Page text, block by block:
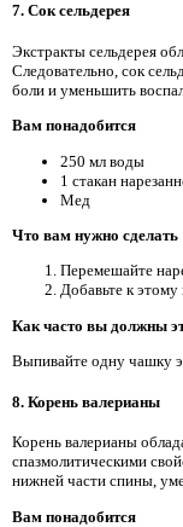
7. Сок сельдерея
Экстракты сельдерея
Следовательно, сок
боли и уменьшить
Вам понадобится
250 мл воды
1 стакан
Мед
Что вам нужно сделать
Перемешайте
Добавьте к
Как часто вы должны
Выпивайте одну чашку
8. Корень валерианы
Корень валерианы
спазмолитическими
нижней части спины,
Вам понадобится